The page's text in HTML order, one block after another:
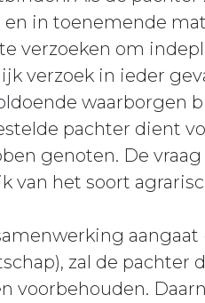
in toenemende
verzoeken om
verzoek in ieder
waarborgen
pachter dient
genoten. De
van het soort
zal de pachter
voorbehouden.